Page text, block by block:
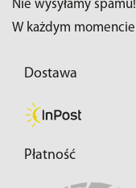
Nie wysyłamy spamu!
W każdym
Dostawa
Płatność